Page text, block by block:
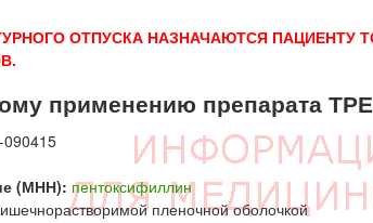
ОТПУСКА НАЗНАЧАЮТСЯ ПАЦИЕНТУ
применению препарата
(МНН): пентоксифиллин
пленочной оболочкой